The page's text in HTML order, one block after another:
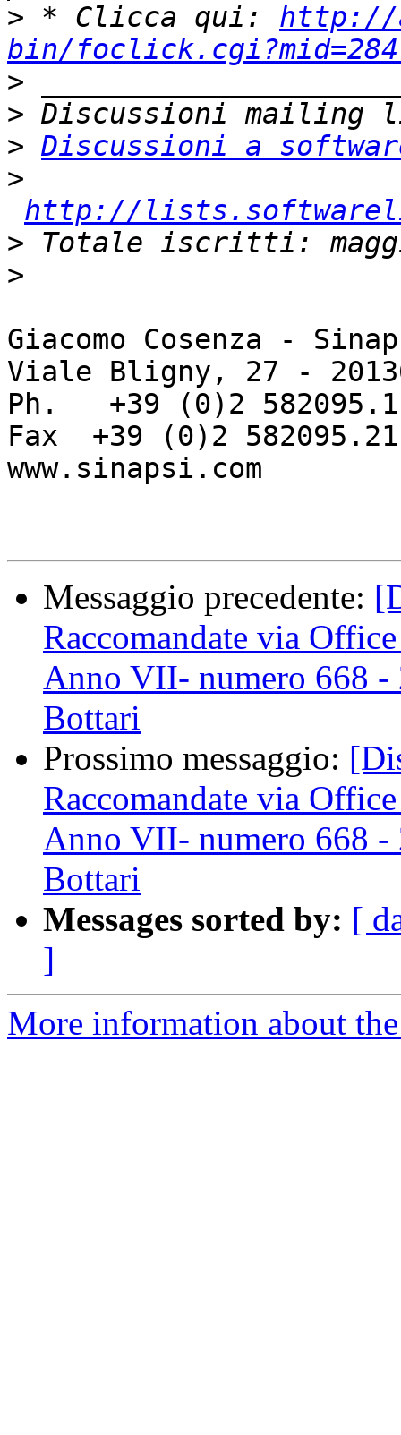
> * Clicca qui: http://
bin/
>
>
> Discussioni a
>
http://
>
>
Giacomo Cosenza -
Viale Bligny, 27 -
Ph.   +39 (0)2 582095.1
Fax  +39 (0)2 582095.21
www.sinapsi.com
Messaggio precedente:
Raccomandate via
Anno VII- numero 668
Bottari
Prossimo messaggio:
Raccomandate via
Anno VII- numero 668
Bottari
Messages sorted by: [
]
More information about